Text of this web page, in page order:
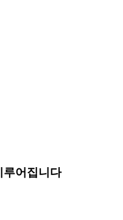
루어집니다